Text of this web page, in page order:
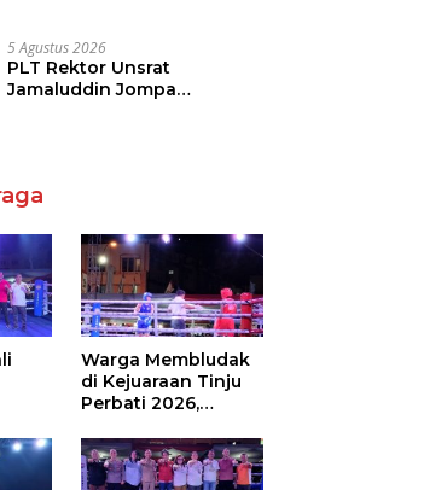
Pendidikan
5 Agustus 2026
PLT Rektor Unsrat
Jamaluddin Jompa
Warga Membludak
di Kejuaraan Tinju
Perbati 2026,
Piala Wali Kota